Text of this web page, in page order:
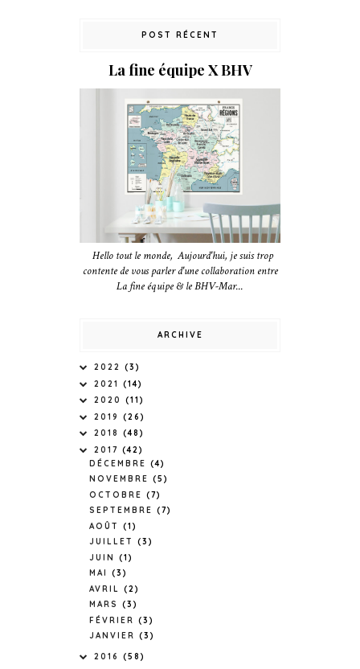
POST RÉCENT
La fine équipe X BHV
Hello tout le monde, Aujourd'hui, je suis trop
contente de vous parler d'une collaboration entre
La fine équipe & le BHV-Mar...
ARCHIVE
2022 (3)
2021 (14)
2020 (11)
2019 (26)
2018 (48)
2017 (42)
DÉCEMBRE (4)
NOVEMBRE (5)
OCTOBRE (7)
SEPTEMBRE (7)
AOÛT (1)
JUILLET (3)
JUIN (1)
MAI (3)
AVRIL (2)
MARS (3)
FÉVRIER (3)
JANVIER (3)
2016 (58)